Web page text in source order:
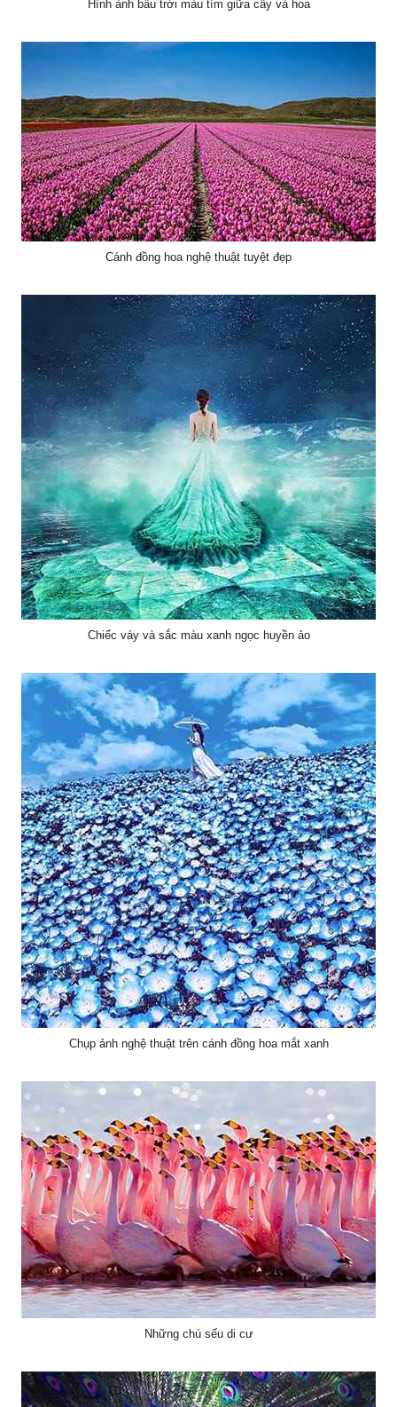
Hình ảnh bầu trời màu tím giữa cây và hoa
Cánh đồng hoa nghệ thuật tuyệt đẹp
Chiếc váy và sắc màu xanh ngọc huyền ảo
Chụp ảnh nghệ thuật trên cánh đồng hoa mắt xanh
Những chú sếu di cư